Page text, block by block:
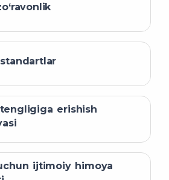
erishish
ijtimoiy himoya